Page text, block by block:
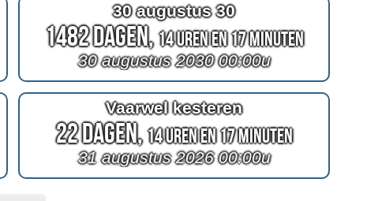
30 augustus 30
1482 Dagen,14 Uren en 17 Minuten
30 augustus 2030 00:00u
Vaarwel kesteren
22 Dagen,14 Uren en 17 Minuten
31 augustus 2026 00:00u